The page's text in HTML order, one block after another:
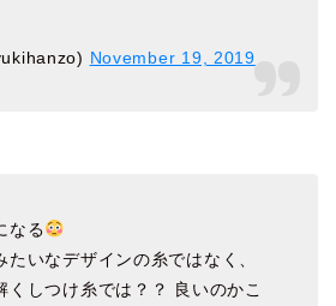
November 19, 2019
なる
たいなデザインの糸ではなく、
くしつけ糸では？？ 良いのかこ